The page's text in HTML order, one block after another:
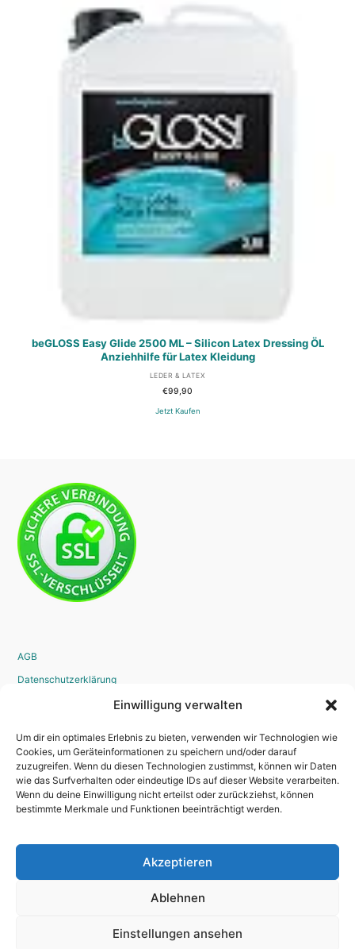
Einwilligung verwalten
Um dir ein optimales Erlebnis zu bieten, verwenden wir Technologien wie
Cookies, um Geräteinformationen zu speichern und/oder darauf
zuzugreifen. Wenn du diesen Technologien zustimmst, können wir Daten
wie das Surfverhalten oder eindeutige IDs auf dieser Website verarbeiten.
Wenn du deine Einwilligung nicht erteilst oder zurückziehst, können
bestimmte Merkmale und Funktionen beeinträchtigt werden.
Akzeptieren
Ablehnen
Einstellungen ansehen
beGLOSS Easy Glide 2500 ML – Silicon Latex Dressing ÖL
Anziehhilfe für Latex Kleidung
LEDER & LATEX
€99,90
Jetzt Kaufen
AGB
Datenschutzerklärung
Impressum
Bestellvorgang